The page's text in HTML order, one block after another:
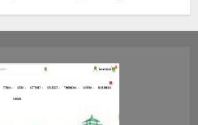
2026.JÚLIUS.23. CSÜTÖRTÖK.
0